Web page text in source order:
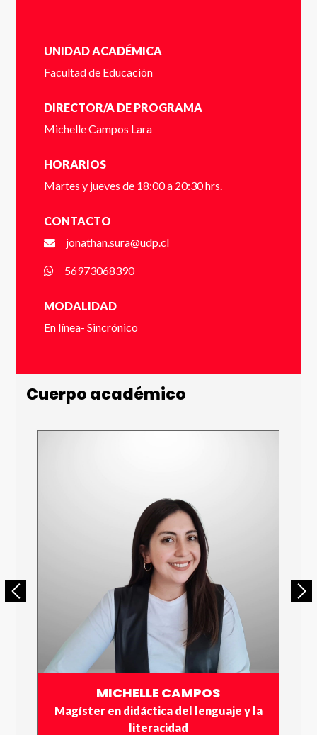
UNIDAD ACADÉMICA
Facultad de Educación
DIRECTOR/A DE PROGRAMA
Michelle Campos Lara
HORARIOS
Martes y jueves de 18:00 a 20:30 hrs.
CONTACTO
jonathan.sura@udp.cl
56973068390
MODALIDAD
En línea- Sincrónico
Cuerpo académico
MICHELLE CAMPOS
Magíster en didáctica del lenguaje y la
literacidad
Apellido *